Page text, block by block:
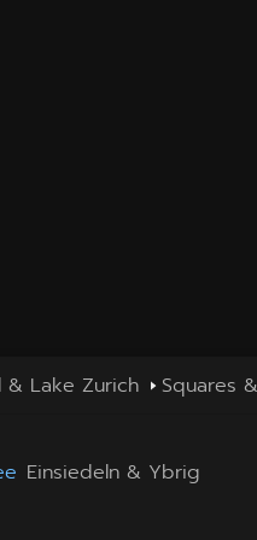
& Lake Zurich Squares
Einsiedeln & Ybrig